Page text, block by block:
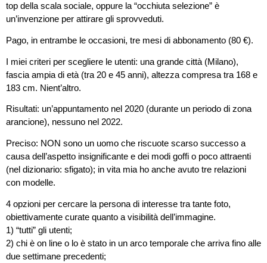
top della scala sociale, oppure la “occhiuta selezione” è
un’invenzione per attirare gli sprovveduti.
Pago, in entrambe le occasioni, tre mesi di abbonamento (80 €).
I miei criteri per scegliere le utenti: una grande città (Milano),
fascia ampia di età (tra 20 e 45 anni), altezza compresa tra 168 e
183 cm. Nient’altro.
Risultati: un’appuntamento nel 2020 (durante un periodo di zona
arancione), nessuno nel 2022.
Preciso: NON sono un uomo che riscuote scarso successo a
causa dell’aspetto insignificante e dei modi goffi o poco attraenti
(nel dizionario: sfigato); in vita mia ho anche avuto tre relazioni
con modelle.
4 opzioni per cercare la persona di interesse tra tante foto,
obiettivamente curate quanto a visibilità dell’immagine.
1) “tutti” gli utenti;
2) chi è on line o lo è stato in un arco temporale che arriva fino alle
due settimane precedenti;